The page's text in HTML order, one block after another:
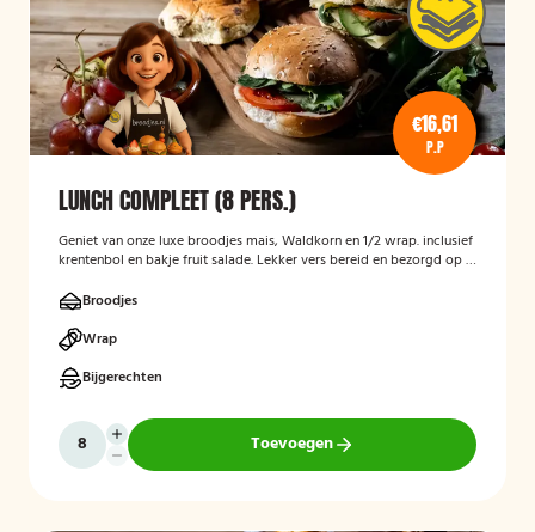
€16,61
P.P
LUNCH COMPLEET (8 PERS.)
Geniet van onze luxe broodjes mais, Waldkorn en 1/2 wrap. inclusief
krentenbol en bakje fruit salade. Lekker vers bereid en bezorgd op je
Broodjes
Wrap
Bijgerechten
Toevoegen